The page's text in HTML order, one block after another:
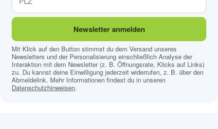
Newsletter anmelden
Mit Klick auf den Button stimmst du dem Versand unseres
Newsletters und der Personalisierung einschließlich Analyse der
Interaktion mit dem Newsletter (z. B. Öffnungsrate, Klicks auf Links)
zu. Du kannst deine Einwilligung jederzeit widerrufen, z. B. über den
Abmeldelink. Mehr Informationen findest du in unseren
Datenschutzhinweisen.